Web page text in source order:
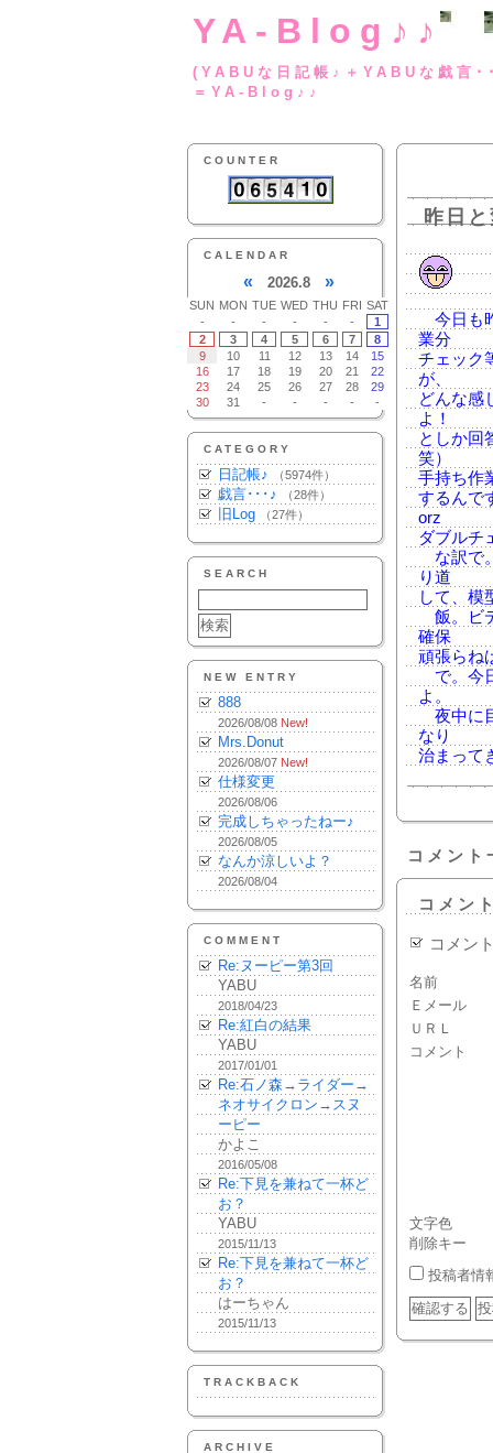
YA-Blog♪♪
(YABUな日記帳♪
＝YA-Blog♪♪
COUNTER
CALENDAR
« 2026.8 »
SUN MON TUE WED THU FRI SAT
-
- - - - -
1
2
3 4 5 6 7
8
9
10 11 12 13 14
15
16
17 18 19 20 21
22
23
24 25 26 27 28
29
30
31 - - - - -
CATEGORY
日記帳♪ （5974件）
戯言･･･♪ （28件）
旧Log （27件）
SEARCH
NEW ENTRY
888
2026/08/08 New!
Mrs.Donut
2026/08/07 New!
仕様変更
2026/08/06
完成しちゃったねー♪
2026/08/05
なんか涼しいよ？
2026/08/04
COMMENT
Re:ヌーピー第3回
YABU
2018/04/23
Re:紅白の結果
YABU
2017/01/01
Re:石ノ森→ライダー→
ネオサイクロン→スヌ
ーピー
かよこ
2016/05/08
Re:下見を兼ねて一杯ど
お？
YABU
2015/11/13
Re:下見を兼ねて一杯ど
お？
はーちゃん
2015/11/13
TRACKBACK
ARCHIVE
昨日
今日も
業分
チェック
が、
どんな感
よ！
としか回
笑）
手持ち作
するんで
orz
ダブルチ
な訳で
り道
して、模
飯。ビ
確保
頑張らね
で。今
よ。
夜中に
なり
治まって
コメント
コメン
コメン
名前
Ｅメール
ＵＲＬ
コメント
文字色
削除キー
投稿者情